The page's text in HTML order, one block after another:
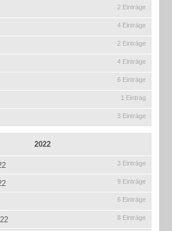
2 Einträge
4 Einträge
2 Einträge
4 Einträge
6 Einträge
1 Eintrag
3 Einträge
2022
3 Einträge
9 Einträge
6 Einträge
8 Einträge